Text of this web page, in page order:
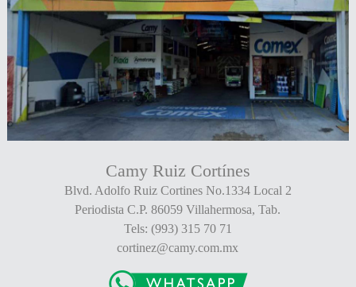
Camy Ruiz Cortínes
Blvd. Adolfo Ruiz Cortines No.1334 Local 2
Periodista C.P. 86059 Villahermosa, Tab.
Tels: (993) 315 70 71
cortinez@camy.com.mx